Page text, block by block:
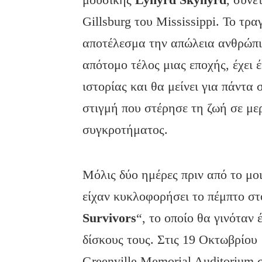
Gillsburg του Mississippi. Το
αποτέλεσμα την απώλεια
απότομο τέλος μιας εποχής, έχει
ιστορίας και θα μείνει για
στιγμή που στέρησε τη ζωή σε
συγκροτήματος.
Μόλις δύο ημέρες πριν από το
είχαν κυκλοφορήσει το πέμπτο
Survivors“, το οποίο θα γινόταν
δίσκους τους. Στις 19